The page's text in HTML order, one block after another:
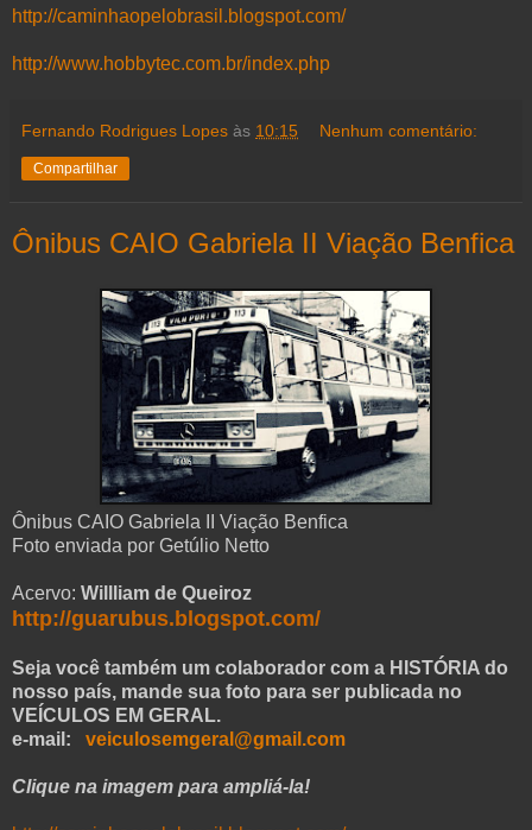
http://caminhaopelobrasil.blogspot.com/
http://www.hobbytec.com.br/index.php
Fernando Rodrigues Lopes às 10:15 Nenhum comentário:
Compartilhar
Ônibus CAIO Gabriela II Viação Benfica
Ônibus CAIO Gabriela II Viação Benfica
Foto enviada por Getúlio Netto
Acervo: Willliam de Queiroz
http://guarubus.blogspot.com/
Seja você também um colaborador com a HISTÓRIA do
nosso país, mande sua foto para ser publicada no
VEÍCULOS EM GERAL.
e-mail: veiculosemgeral@gmail.com
Clique na imagem para ampliá-la!